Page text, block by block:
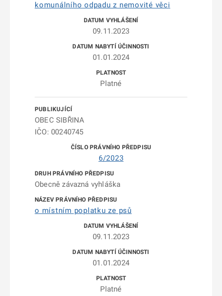
komunálního odpadu z nemovité věci
09.11.2023
01.01.2024
Platné
OBEC SIBŘINA
IČO: 00240745
6/2023
Obecně závazná vyhláška
o místním poplatku ze psů
09.11.2023
01.01.2024
Platné